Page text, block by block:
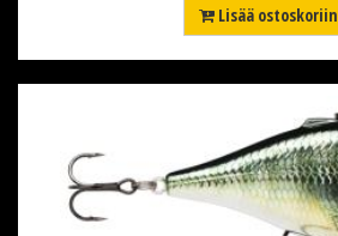
Lisää ostoskoriin